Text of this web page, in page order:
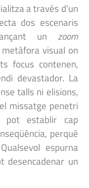
a través d’un
dos escenaris
un zoom
visual on
focus contenen,
devastador. La
talls ni elisions,
missatge penetri
pot establir cap
perquè
espurna
desencadenar un